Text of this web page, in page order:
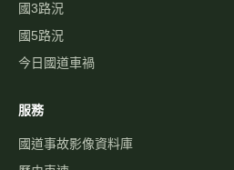
國3路況
國5路況
今日國道車禍
服務
國道事故影像資料庫